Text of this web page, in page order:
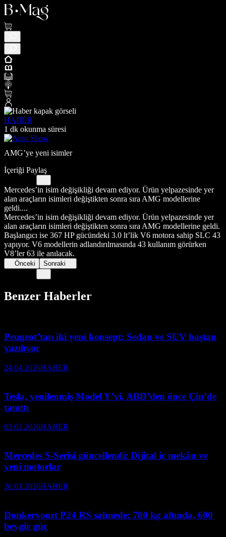
HABER
1 dk okunma süresi
AMG’ye yeni isimler
İçeriği Paylaş
Mercedes’in isim değişikliği devam ediyor. Ürün yelpazesinde yer
alan araçların isimleri değiştikten sonra sıra AMG modellerine
geldi....
Mercedes’in isim değişikliği devam ediyor. Ürün yelpazesinde yer
alan araçların isimleri değiştikten sonra sıra AMG modellerine geldi.
Başlangıcı ise 367 HP gücündeki 3.0 lt’lik V6 motora sahip SLC 43
yapıyor. V6 modellerin adlandırılmasında 43 kullanım görürken
V8’ler 63 ile anılacak.
Önceki Sonraki
Benzer Haberler
Peugeot’tan iki yeni konsept: Sedan ve SUV baştan
yazılıyor
24.04.2026HABER
Tesla, yenilenmiş Model Y’yi, ABD’den önce Çin’de
tanıttı
03.02.2026HABER
Mercedes S-Serisi güncellendi: Dijital iç mekân ve
yeni motorlar
30.01.2026HABER
Donkervoort P24 RS sahnede: 780 kg altında, 600
beygir güç